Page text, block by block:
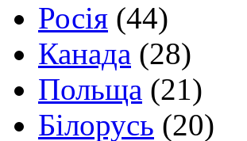
Росія (44)
Канада (28)
Польща (21)
Білорусь (20)